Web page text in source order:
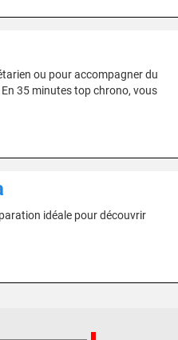
ou pour accompagner du
35 minutes top chrono, vous
idéale pour découvrir